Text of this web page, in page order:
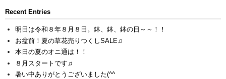
Recent Entries
明日は令和８年８月８日。鉢、鉢、鉢の日～～！！
お盆前！夏の草花売りつくしSALE♫
本日の夏のオニ通は！！
８月スタートです♫
暑い中ありがとうございました(^^ゞ